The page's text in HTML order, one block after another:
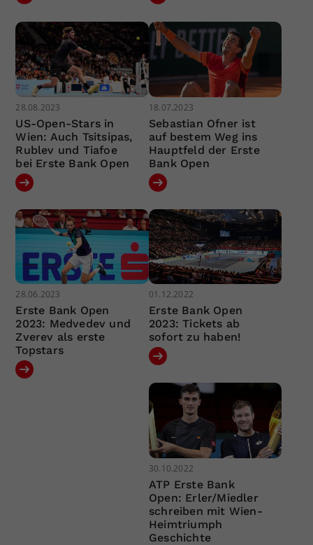
28.08.2023
US-Open-Stars in
Wien: Auch Tsitsipas,
Rublev und Tiafoe
bei Erste Bank Open
18.07.2023
Sebastian Ofner ist
auf bestem Weg ins
Hauptfeld der Erste
Bank Open
28.06.2023
Erste Bank Open
2023: Medvedev und
Zverev als erste
Topstars
01.12.2022
Erste Bank Open
2023: Tickets ab
sofort zu haben!
30.10.2022
ATP Erste Bank
Open: Erler/Miedler
schreiben mit Wien-
Heimtriumph
Geschichte